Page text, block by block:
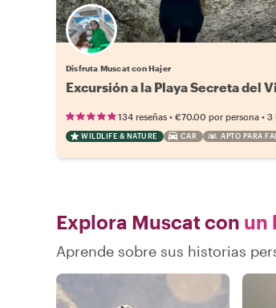
Disfruta Muscat con Hajer
Excursión a la Playa Secreta del
134 reseñas • €70.00 por persona • 3
WILDLIFE & NATURE CAR APTO PARA
Explora Muscat con un
Aprende sobre sus historias